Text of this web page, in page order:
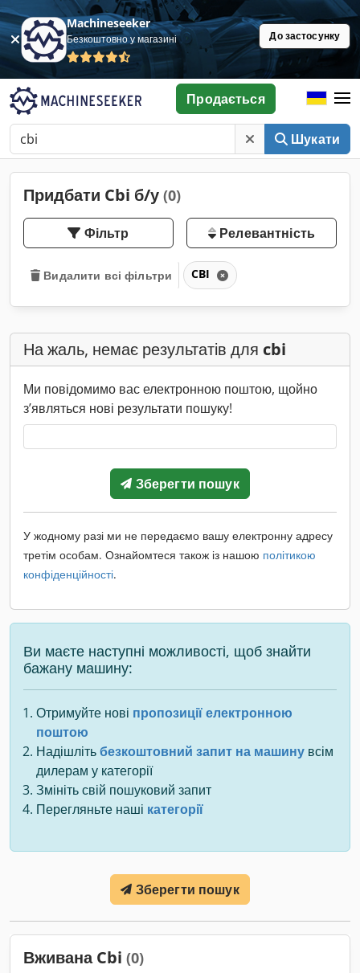
Machineseeker
Безкоштовно у магазині До застосунку
Шукати
Продається
Придбати Cbi б/у (0)
Фільтр Релевантність
Видалити всі фільтри CBI
На жаль, немає результатів для cbi
Ми повідомимо вас електронною поштою, щойно
з’являться нові результати пошуку!
Зберегти пошук
У жодному разі ми не передаємо вашу електронну адресу
третім особам. Ознайомтеся також із нашою політикою
конфіденційності.
Ви маєте наступні можливості, щоб знайти
бажану машину:
Отримуйте нові пропозиції електронною
поштою
Надішлітьбезкоштовний запит на машину всім
дилерам у категорії
Змініть свій пошуковий запит
Перегляньте наші категорії
Зберегти пошук
Вживана Cbi (0)